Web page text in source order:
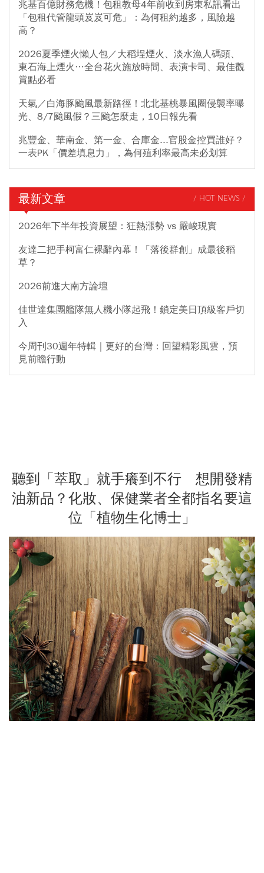
兆基百億財務危機！包租教母4年前收到房東私訊看出
「包租代管龍頭岌岌可危」：為何租約越多，風險越
高？
2026夏季煙火懶人包／大稻埕煙火、淡水漁人碼頭、
東石海上煙火…全台花火施放時間、表演卡司、最佳觀
賞點必看
天氣／白海豚颱風最新路徑！北北基桃暴風圈侵襲率曝
光、8/7颱風假？三颱怎麼走，10日報先看
兆豐金、華南金、第一金、合庫金...官股金控買誰好？
一表PK「價差填息力」，為何殖利率最高未必划算
最新文章 / HOT NEWS /
2026年下半年投資展望：狂熱漲勢 vs 嚴峻現實
友達二把手柯富仁裸辭內幕！「落後群創」成最後稻
草？
2026前進大南方論壇
佳世達集團艦隊無人機小隊起飛！鎖定美日頂級客戶切
入
今周刊30週年特輯｜更好的台灣：回望精彩風雲，預
見前瞻行動
聽到「萃取」就手癢到不行 想開發精
油新品？化妝、保健業者全都指名要這
位「植物生化博士」